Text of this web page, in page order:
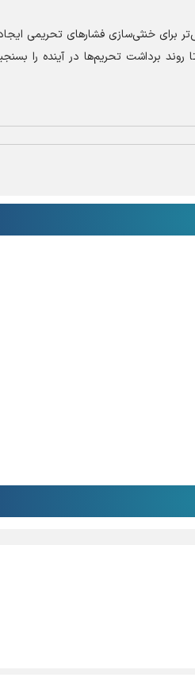
برای خنثی‌سازی فشار‌های تحریمی ایجاد
برداشت تحریم‌ها در آینده را